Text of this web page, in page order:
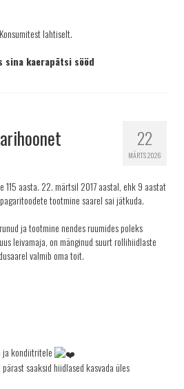
lahtiselt.
sina kaerapätsi sööd
22
MÄRTS 2026
115 aasta. 22. märtsil 2017 aastal, ehk 9 aastat
tootmine saarel sai jätkuda.
ja tootmine nendes ruumides poleks
leivamaja, on mänginud suurt rollihiidlaste
valmib oma toit.
ja kondiitritele
saaksid hiidlased kasvada üles